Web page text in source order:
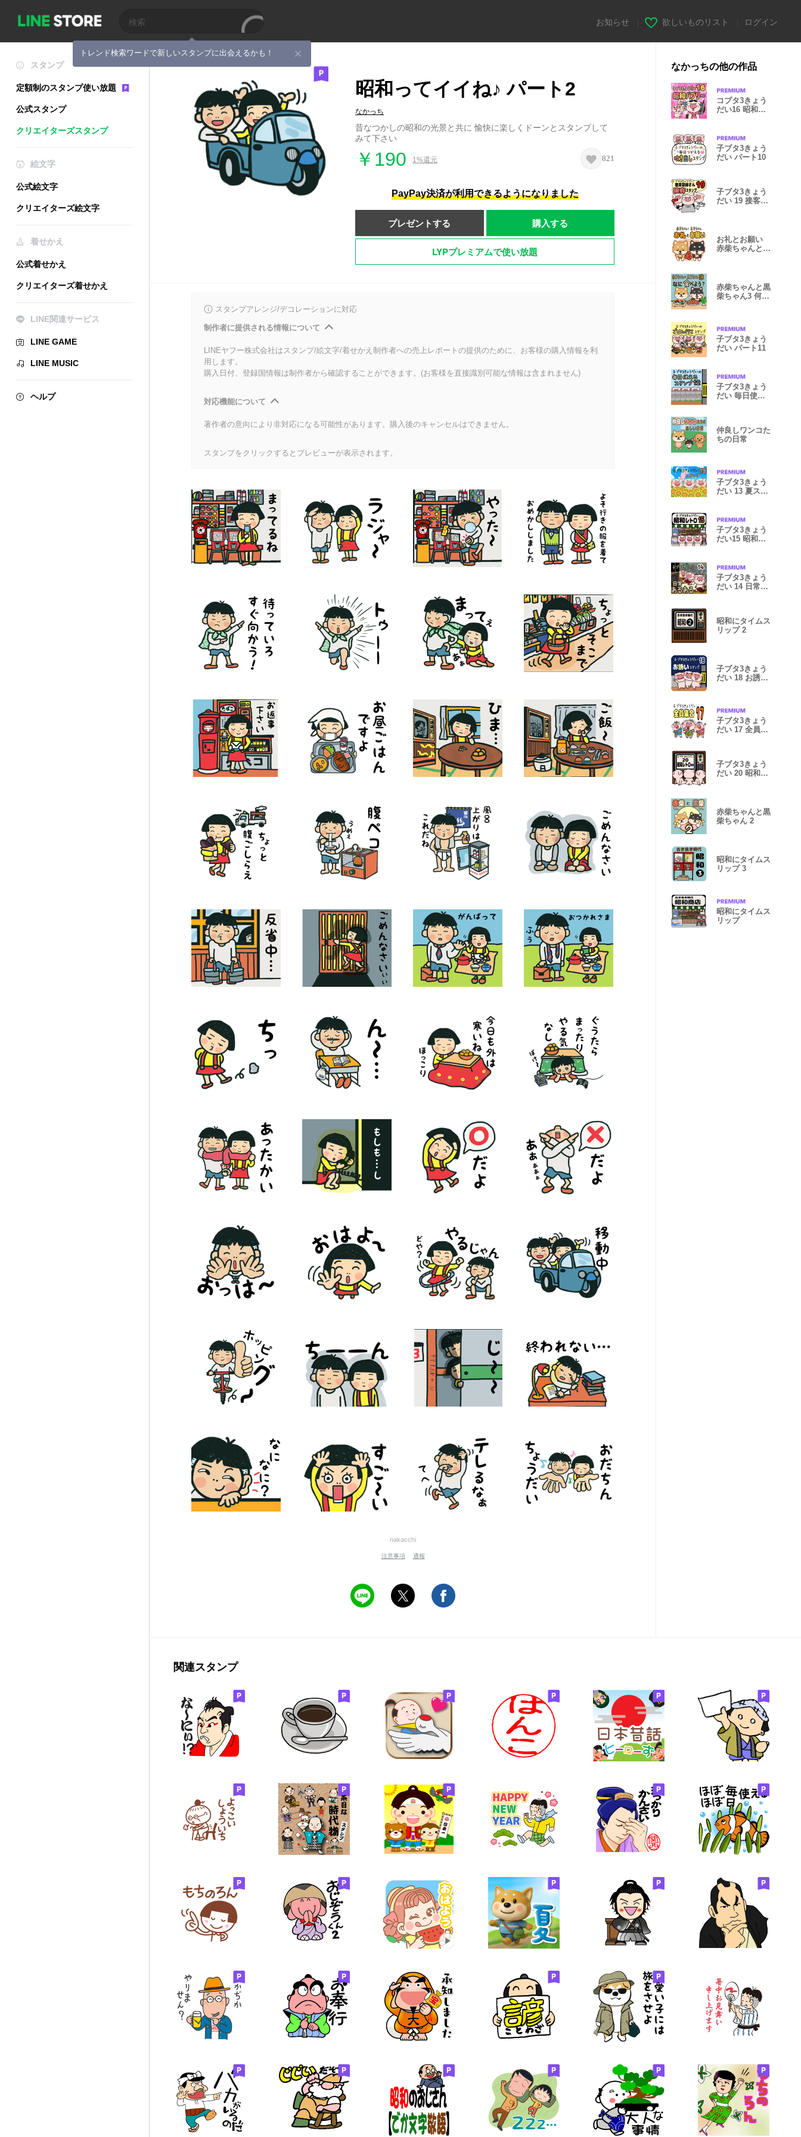
トレンド検索ワードで新しいスタンプに出会えるかも！
お知らせ 欲しいものリスト ログイン
スタンプ
定額制のスタンプ使い放題
公式スタンプ
クリエイターズスタンプ
絵文字
公式絵文字
クリエイターズ絵文字
着せかえ
公式着せかえ
クリエイターズ着せかえ
LINE関連サービス
LINE GAME
LINE MUSIC
ヘルプ
昭和ってイイね♪ パート2
なかっち
昔なつかしの昭和の光景と共に 愉快に楽しくドーンとスタンプして
みて下さい
￥190 1%還元 821
PayPay決済が利用できるようになりました
プレゼントする 購入する
LYPプレミアムで使い放題
スタンプアレンジ/デコレーションに対応
制作者に提供される情報について
LINEヤフー株式会社はスタンプ/絵文字/着せかえ制作者への売上レポートの提供のために、お客様の購入情報を利
用します。
購入日付、登録国情報は制作者から確認することができます。(お客様を直接識別可能な情報は含まれません)
対応機能について
著作者の意向により非対応になる可能性があります。購入後のキャンセルはできません。
スタンプをクリックするとプレビューが表示されます。
nakacchi
注意事項 通報
なかっちの他の作品
コブタ3きょう
だい16 昭和バ
子ブタ3きょう
だい パート10
子ブタ3きょう
だい 19 接客ス
お礼とお願い
赤柴ちゃんと黒
赤柴ちゃんと黒
柴ちゃん3 何食
子ブタ3きょう
だい パート11
子ブタ3きょう
だい 毎日使え
仲良しワンコた
ちの日常
子ブタ3きょう
だい 13 夏スタ
子ブタ3きょう
だい15 昭和レ
子ブタ3きょう
だい 14 日常あ
昭和にタイムス
リップ 2
子ブタ3きょう
だい 18 お誘い
子ブタ3きょう
だい 17 全員集
子ブタ3きょう
だい 20 昭和レ
赤柴ちゃんと黒
柴ちゃん 2
昭和にタイムス
リップ 3
昭和にタイムス
リップ
関連スタンプ